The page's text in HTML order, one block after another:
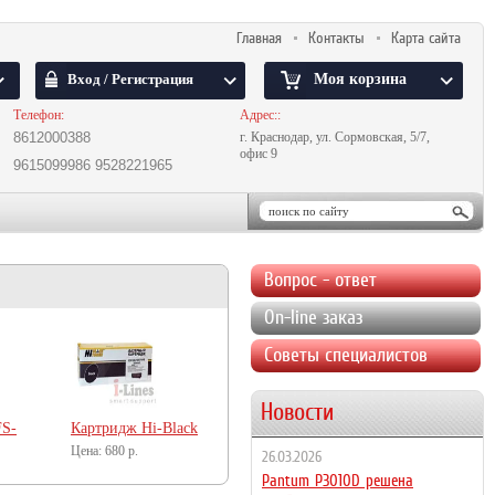
Вход / Регистрация Моя корзина
Главная Контакты Карта сайта
Телефон:
8612000388
9615099986 9528221965
Адрес::
г. Краснодар, ул. Сормовская, 5/7,
офис 9
Картридж Hi-Black
FX-10/FX-9/Q2612A
680 р.
Вопрос - ответ
On-line заказ
Советы специалистов
Новости
26.03.2026
Pantum P3010D решена